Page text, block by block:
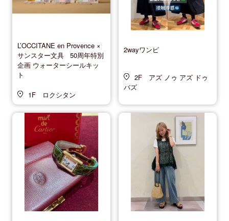
L’OCCITANE en Provence ×
サンスター文具 50周年特別
企画 ウォーターシールキッ
ト
1F ロクシタン
2wayワンピ
2F アズ ノゥ アズ ドゥ
バズ